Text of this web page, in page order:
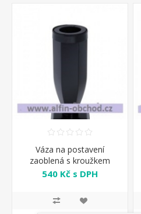
Váza na postavení
zaoblená s kroužkem
černá
540 Kč s DPH